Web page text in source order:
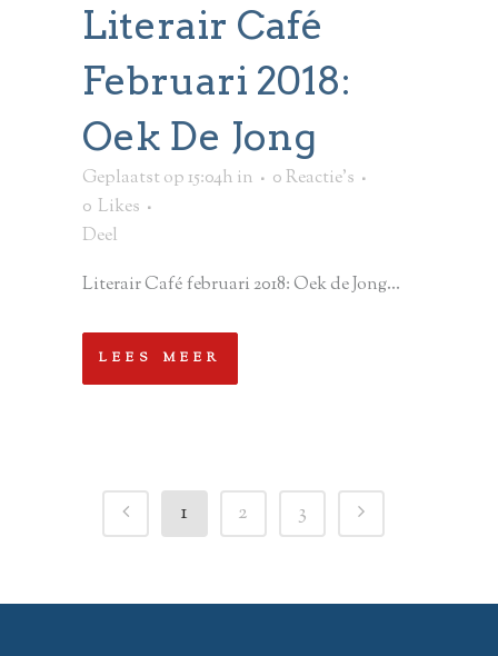
Literair Café
Februari 2018:
Oek De Jong
Geplaatst op 15:04h in
0 Reactie's
0 Likes
Deel
Literair Café februari 2018: Oek de Jong...
LEES MEER
1 2 3